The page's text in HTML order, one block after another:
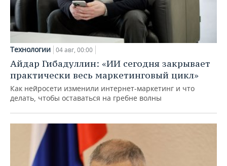
Технологии 04 авг, 00:00
Айдар Гибадуллин: «ИИ сегодня закрывает
практически весь маркетинговый цикл»
Как нейросети изменили интернет-маркетинг и что
делать, чтобы оставаться на гребне волны